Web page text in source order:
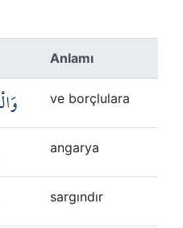
Anlamı
ve borçlulara
angarya
sargındır